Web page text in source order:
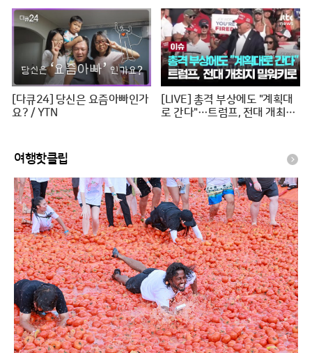
0816 방송
3차 양궁대회]
[다큐24] 당신은 요즘아빠인가
요? / YTN
[LIVE] 총격 부상에도 "계획대
로 간다"…트럼프, 전대 개최지
여행핫클립